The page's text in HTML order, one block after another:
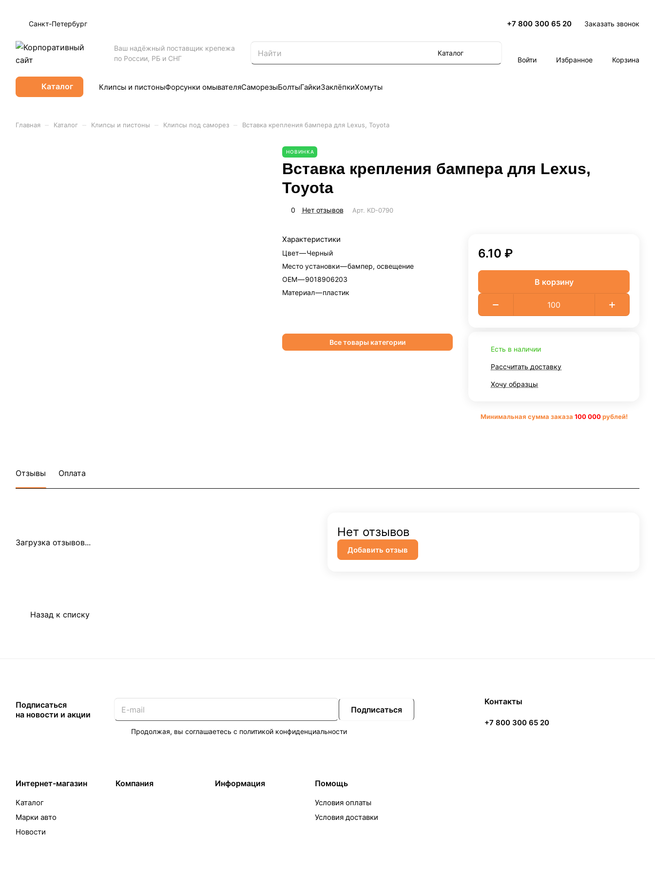
Санкт-Петербург +7 800 300 65 20 Заказать звонок
Ваш надёжный поставщик крепежа
по России, РБ и СНГ
Каталог
Войти
Избранное Корзина
Каталог Клипсы и пистоныФорсунки омывателяСаморезыБолтыГайкиЗаклёпкиХомуты
Главная Каталог Клипсы и пистоны Клипсы под саморез Вставка крепления бампера для Lexus, Toyota
НОВИНКА
Вставка крепления бампера для Lexus,
Toyota
0 Нет отзывов Арт. KD-0790
Характеристики
Цвет—Черный
Место установки—бампер, освещение
OEM—9018906203
Материал—пластик
Все товары категории
6.10 ₽
В корзину
Есть в наличии
Рассчитать доставку
Хочу образцы
Минимальная сумма заказа 100 000рублей!
Отзывы Оплата
Загрузка отзывов...
Нет отзывов
Добавить отзыв
Назад к списку
Подписаться
на новости и акции
Подписаться
Продолжая, вы соглашаетесь с политикой конфиденциальности
Интернет-магазин
Каталог
Марки авто
Новости
Компания Информация Помощь
Условия оплаты
Условия доставки
Контакты
+7 800 300 65 20